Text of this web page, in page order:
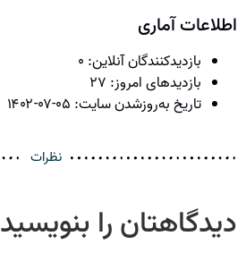
اطلاعات آماری
بازدیدکنندگان آنلاین: ۰
بازدیدهای امروز: ۲۷
تاریخ به‌روزشدن سایت: ۱۴۰۲-۰۷-۰۵
نظرات
دیدگاهتان را بنویسید